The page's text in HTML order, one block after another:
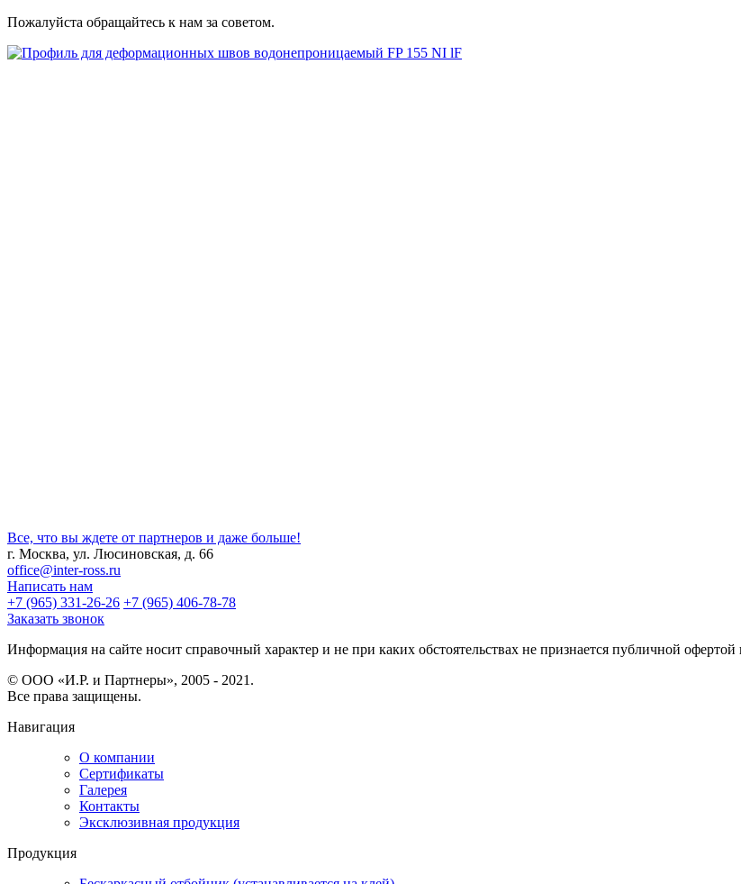
Пожалуйста обращайтесь к нам за советом.
Все, что вы ждете от партнеров и даже больше!
г. Москва, ул. Люсиновская, д. 66
office@inter-ross.ru
Написать нам
+7 (965) 331-26-26 +7 (965) 406-78-78
Заказать звонок
Информация на сайте носит справочный характер и не при каких обстоятельствах не признается публичной
© ООО «И.Р. и Партнеры», 2005 - 2021.
Все права защищены.
Навигация
О компании
Сертификаты
Галерея
Контакты
Эксклюзивная продукция
Продукция